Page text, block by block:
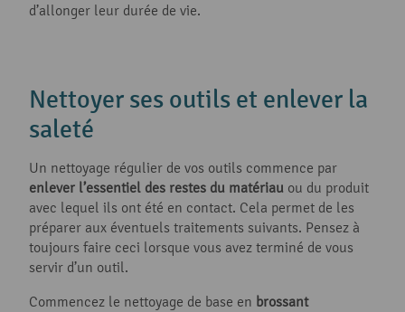
d’allonger leur durée de vie.
Nettoyer ses outils et enlever la
saleté
Un nettoyage régulier de vos outils commence par
enlever l’essentiel des restes du matériau ou du produit
avec lequel ils ont été en contact. Cela permet de les
préparer aux éventuels traitements suivants. Pensez à
toujours faire ceci lorsque vous avez terminé de vous
servir d’un outil.
Commencez le nettoyage de base en brossant